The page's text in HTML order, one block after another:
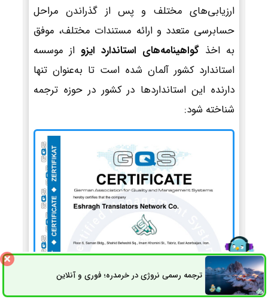
ارزیابی‌های مختلف و پس از گذراندن مراحل
حسابرسی متعدد و ارائه مستندات مختلف، موفق
به اخذ گواهینامه‌های استاندارد ایزو از موسسه
استاندارد کشور آلمان شده است تا به‌عنوان تنها
دارنده این استانداردها در کشور در حوزه ترجمه
شناخته شود:
ترجمه رسمی نروژی در خرمدره؛ فوری و آنلاینثبت سفارش راه های ارتباطی